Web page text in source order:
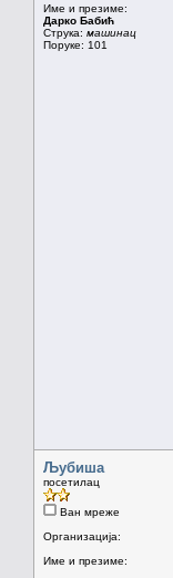
Име и презиме:
Дарко Бабић
Струка: машинац
Поруке: 101
Љубиша
посетилац
Ван мреже
Организација:
Име и презиме: